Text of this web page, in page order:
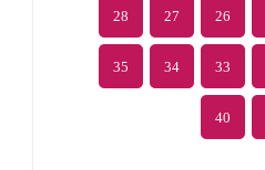
26
27
28
33
34
35
40